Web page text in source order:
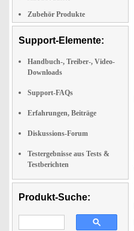
Zubehör Produkte
Support-Elemente:
Handbuch-, Treiber-, Video-
Downloads
Support-FAQs
Erfahrungen, Beiträge
Diskussions-Forum
Testergebnisse aus Tests &
Testberichten
Produkt-Suche: